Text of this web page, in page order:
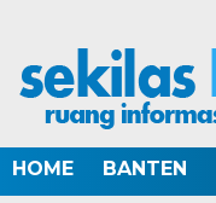
HOME BANTEN